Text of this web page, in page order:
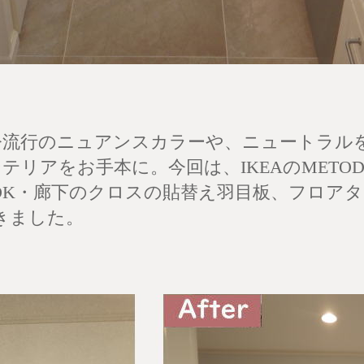
行のニュアンスカラーや、ニュートラ
リアをお手本に。今回は、IKEAの
・廊下のクロスの貼替え羽目板、フロア
した。